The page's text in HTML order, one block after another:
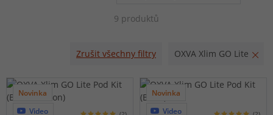
kapacitou 1000 mAh nabídne spolehlivou výdrž na celý
technologie UniTech 2.0 a populární cartridge Xlim V3 CL,
chuť při každém potahu. Praktickou výbavu doplňuje
regulace přívodu vzduchu pro individuální nastavení
9 produktů
Zrušit všechny filtry OXVA Xlim GO Lite
Novinka
Video
Novinka
Video